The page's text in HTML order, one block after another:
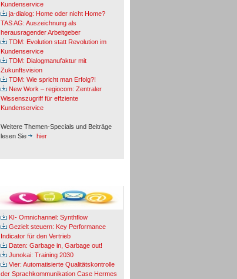
Kundenservice
ja-dialog: Home oder nicht Home?
TAS AG: Auszeichnung als
herausragender Arbeitgeber
TDM: Evolution statt Revolution im
Kundenservice
TDM: Dialogmanufaktur mit
Zukunftsvision
TDM: Wie spricht man Erfolg?!
New Work – regiocom: Zentraler
Wissenszugriff für effziente
Kundenservice
Weitere Themen-Specials und Beiträge
lesen Sie
hier
KI- Omnichannel: Synthflow
Gezielt steuern: Key Performance
Indicator für den Vertrieb
Daten: Garbage in, Garbage out!
Junokai: Training 2030
Vier: Automatisierte Qualitätskontrolle
der Sprachkommunikation Case Hermes